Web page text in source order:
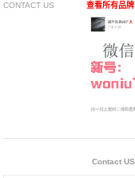
CONTACT US 查看所有品牌
Contact US